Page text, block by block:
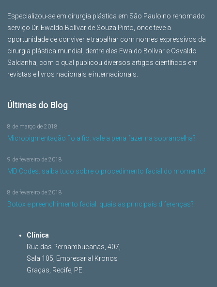
Especializou-se em cirurgia plástica em São Paulo no renomado
serviço Dr. Ewaldo Bolívar de Souza Pinto, onde teve a
oportunidade de conviver e trabalhar com nomes expressivos da
cirurgia plástica mundial, dentre eles Ewaldo Bolívar e Osvaldo
Saldanha, com o qual publicou diversos artigos científicos em
revistas e livros nacionais e internacionais.
Últimas do Blog
Micropigmentação fio a fio: vale a pena fazer na sobrancelha?
8 de março de 2018
MD Codes: saiba tudo sobre o procedimento facial do momento!
9 de fevereiro de 2018
Botox e preenchimento facial: quais as principais diferenças?
8 de fevereiro de 2018
Clínica
Rua das Pernambucanas, 407,
Sala 105, Empresarial Kronos
Graças, Recife, PE.